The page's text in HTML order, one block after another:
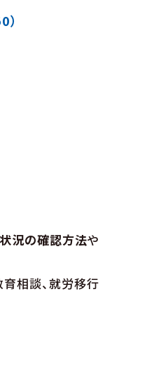
況の確認方法や
相談、就労移行